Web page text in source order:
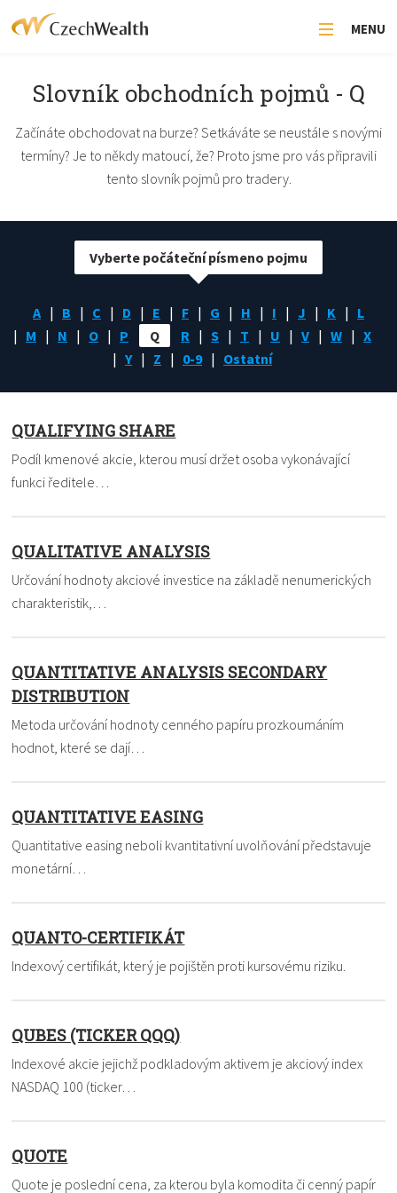
MENU
Slovník obchodních pojmů - Q
Začínáte obchodovat na burze? Setkáváte se neustále s novými
termíny? Je to někdy matoucí, že? Proto jsme pro vás připravili
tento slovník pojmů pro tradery.
A B C D E F G H I J K
L
M
N O P Q R S T U V W
X
Y
Z 0-9 Ostatní
Vyberte počáteční písmeno pojmu
QUALIFYING SHARE
Podíl kmenové akcie, kterou musí držet osoba vykonávající
funkci ředitele…
QUALITATIVE ANALYSIS
Určování hodnoty akciové investice na základě nenumerických
charakteristik,…
QUANTITATIVE ANALYSIS SECONDARY
DISTRIBUTION
Metoda určování hodnoty cenného papíru prozkoumáním
hodnot, které se dají…
QUANTITATIVE EASING
Quantitative easing neboli kvantitativní uvolňování představuje
monetární…
QUANTO-CERTIFIKÁT
Indexový certifikát, který je pojištěn proti kursovému riziku.
QUBES (TICKER QQQ)
Indexové akcie jejichž podkladovým aktivem je akciový index
NASDAQ 100 (ticker…
QUOTE
Quote je poslední cena, za kterou byla komodita či cenný papír